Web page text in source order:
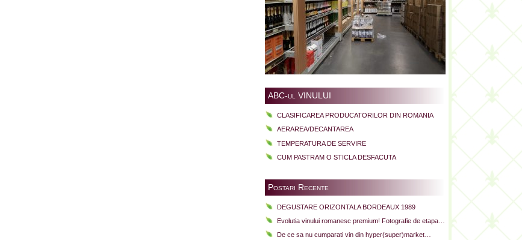
ABC-ul VINULUI
CLASIFICAREA PRODUCATORILOR DIN ROMANIA
AERAREA/DECANTAREA
TEMPERATURA DE SERVIRE
CUM PASTRAM O STICLA DESFACUTA
Postari Recente
DEGUSTARE ORIZONTALA BORDEAUX 1989
Evolutia vinului romanesc premium! Fotografie de etapa…
De ce sa nu cumparati vin din hyper(super)market…